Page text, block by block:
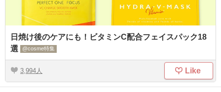
日焼け後のケアにも！ビタミンC配合フェイスパック18
選
@cosme特集
3,994 Like